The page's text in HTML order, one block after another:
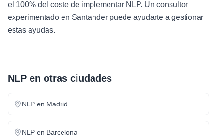
el 100% del coste de implementar NLP. Un consultor
experimentado en Santander puede ayudarte a gestionar
estas ayudas.
NLP en otras ciudades
NLP en Madrid
NLP en Barcelona